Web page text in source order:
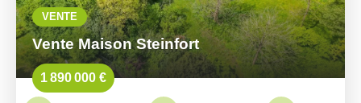
VENTE
Vente Maison Steinfort
1 890 000 €